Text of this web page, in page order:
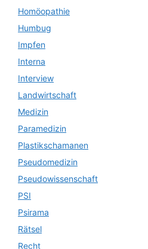
Homöopathie
Humbug
Impfen
Interna
Interview
Landwirtschaft
Medizin
Paramedizin
Plastikschamanen
Pseudomedizin
Pseudowissenschaft
PSI
Psirama
Rätsel
Recht